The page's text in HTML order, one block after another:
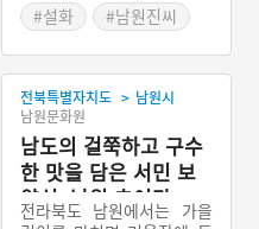
#설화
#남원진씨
#남원 진씨 출생담
전북특별자치도 > 남원시
남원문화원
남도의 걸쭉하고 구수
한 맛을 담은 서민 보
양식, 남원 추어탕
전라북도 남원에서는 가을